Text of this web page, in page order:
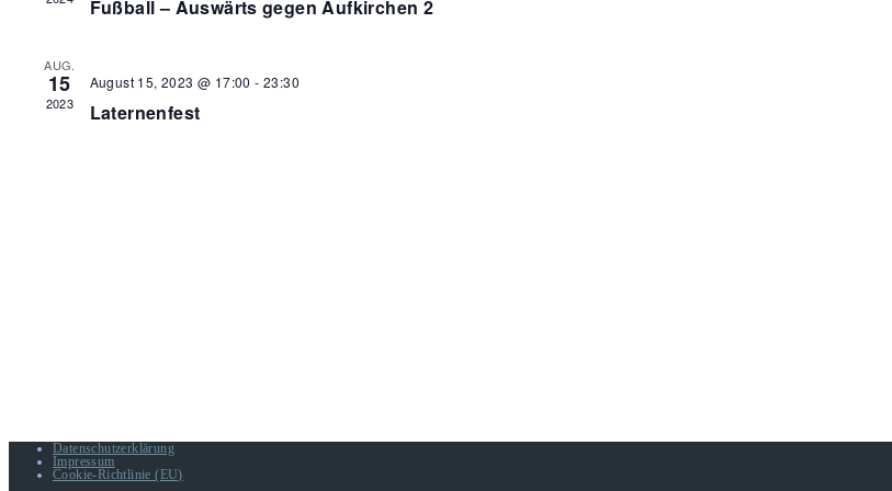
Fußball – Auswärts gegen Aufkirchen 2
AUG.
15
2023
August 15, 2023 @ 17:00 - 23:30
Laternenfest
Datenschutzerklärung
Impressum
Cookie-Richtlinie (EU)